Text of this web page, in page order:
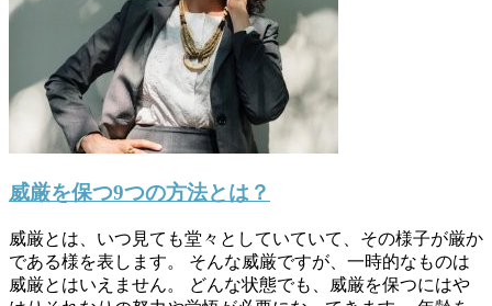
威厳を保つ9つの方法とは？
威厳とは、いつ見ても堂々としていていて、その様子が厳か
である様を表します。 そんな威厳ですが、一時的なものは
威厳とはいえません。 どんな状態でも、威厳を保つにはや